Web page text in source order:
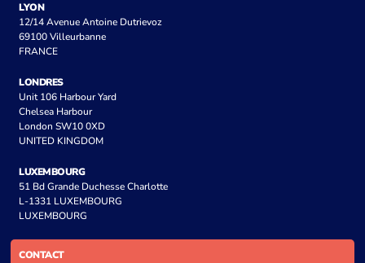
LYON
12/14 Avenue Antoine Dutrievoz
69100 Villeurbanne
FRANCE
LONDRES
Unit 106 Harbour Yard
Chelsea Harbour
London SW10 0XD
UNITED KINGDOM
LUXEMBOURG
51 Bd Grande Duchesse Charlotte
L-1331 LUXEMBOURG
LUXEMBOURG
CONTACT